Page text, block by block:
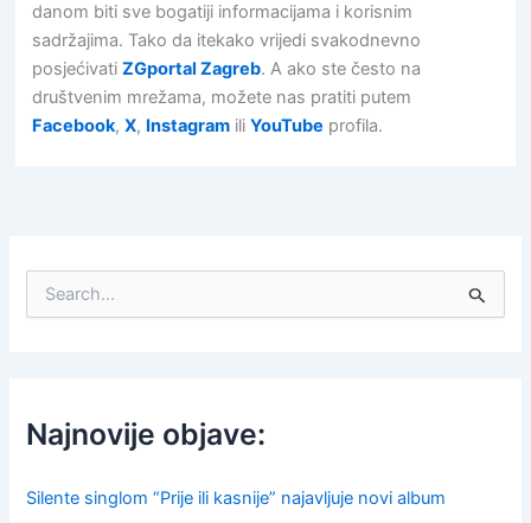
danom biti sve bogatiji informacijama i korisnim
sadržajima. Tako da itekako vrijedi svakodnevno
posjećivatiZGportal Zagreb. A ako ste često na
društvenim mrežama, možete nas pratiti putem
Facebook,X, Instagram iliYouTube profila.
f
o
:
Najnovije objave:
Silente singlom “Prije ili kasnije” najavljuje novi album